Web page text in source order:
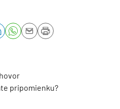
pripomienku?